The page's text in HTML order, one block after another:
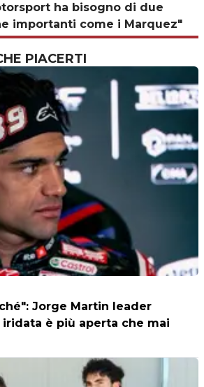
ha bisogno di due
importanti come i Marquez"
PIACERTI
Jorge Martin leader
è più aperta che mai